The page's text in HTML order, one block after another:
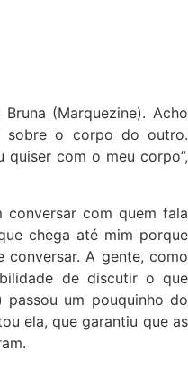
(Marquezine). Acho
sobre o corpo do outro.
com o meu corpo”,
conversar com quem fala
chega até mim porque
conversar. A gente, como
de discutir o que
passou um pouquinho do
ela, que garantiu que as